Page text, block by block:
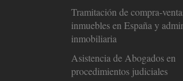
Tramitación de compra-
inmuebles en España y
inmobiliaria
Asistencia de Abogados en
procedimientos judiciales